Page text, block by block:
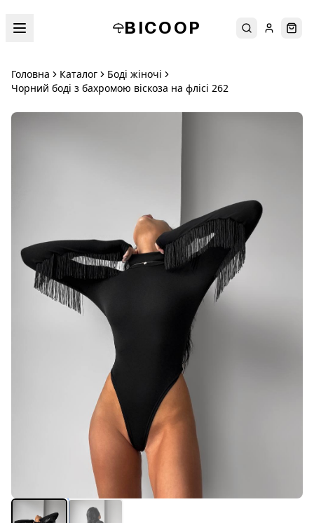
BICOOP ПошукУвійти
Головна Каталог
Боді жіночі
Чорний боді з бахромою віскоза на флісі 262